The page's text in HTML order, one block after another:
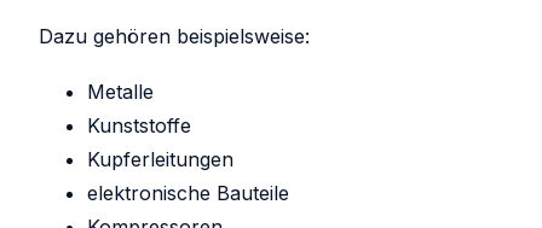
Dazu gehören beispielsweise:
Metalle
Kunststoffe
Kupferleitungen
elektronische Bauteile